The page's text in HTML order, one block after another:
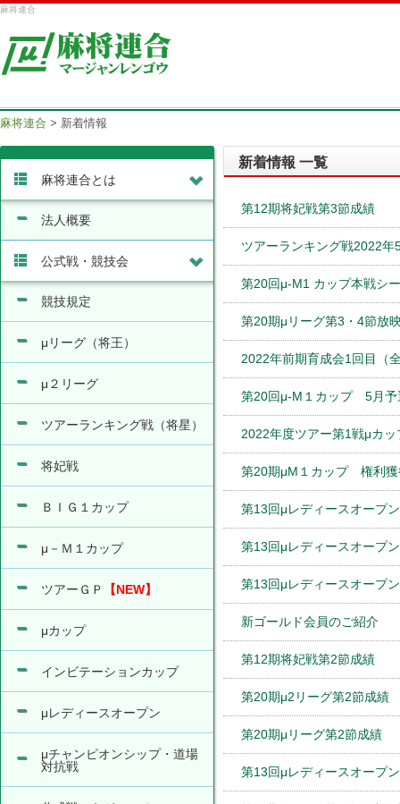
麻将連合
麻将連合 > 新着情報
新着情報 一覧
第12期将妃戦第3節成績
ツアーランキング戦2022年
第20回μ-M1 カップ本戦シ
第20期μリーグ第3・4節放
2022年前期育成会1回目（
第20回μ-M１カップ 5月予
2022年度ツアー第1戦μカ
第20期μM１カップ 権利獲
第13回μレディースオープ
第13回μレディースオープ
第13回μレディースオープ
新ゴールド会員のご紹介
第12期将妃戦第2節成績
第20期μ2リーグ第2節成績
第20期μリーグ第2節成績
第13回μレディースオープ
麻将連合とは
法人概要
公式戦・競技会
競技規定
μリーグ（将王）
μ２リーグ
ツアーランキング戦（将星）
将妃戦
ＢＩＧ１カップ
μ－Ｍ１カップ
ツアーＧＰ 【NEW】
μカップ
インビテーションカップ
μレディースオープン
μチャンピオンシップ・道場
対抗戦